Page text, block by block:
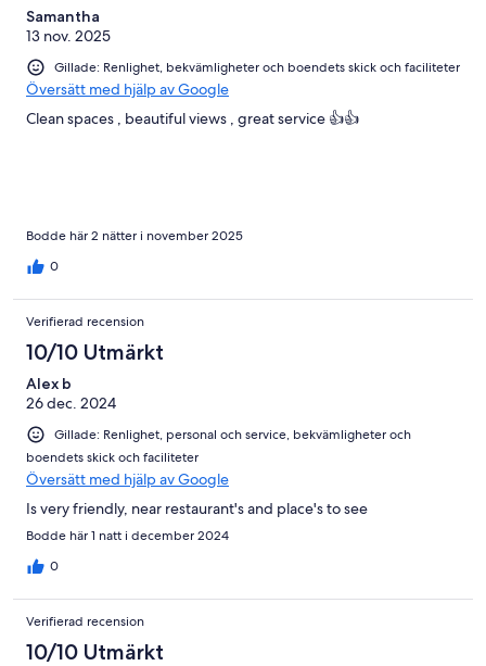
Samantha
13 nov. 2025
Gillade: Renlighet, bekvämligheter och boendets skick och faciliteter
Översätt med hjälp av Google
Clean spaces , beautiful views , great service 👍👍
Bodde här 2 nätter i november 2025
0
Verifierad recension
10/10 Utmärkt
Alex b
26 dec. 2024
Gillade: Renlighet, personal och service, bekvämligheter och
boendets skick och faciliteter
Översätt med hjälp av Google
Is very friendly, near restaurant's and place's to see
Bodde här 1 natt i december 2024
0
Verifierad recension
10/10 Utmärkt